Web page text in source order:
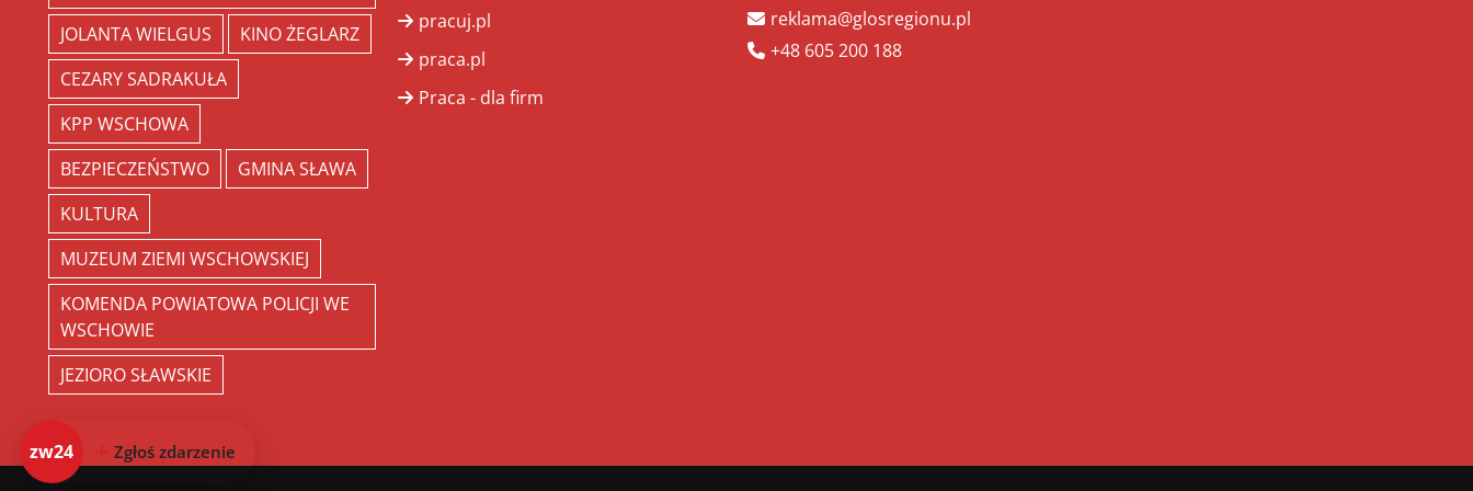
JOLANTA WIELGUS
KINO ŻEGLARZ
CEZARY SADRAKUŁA
KPP WSCHOWA
BEZPIECZEŃSTWO
GMINA SŁAWA
KULTURA
MUZEUM ZIEMI WSCHOWSKIEJ
KOMENDA POWIATOWA POLICJI WE
WSCHOWIE
JEZIORO SŁAWSKIE
pracuj.pl
praca.pl
Praca - dla firm
reklama@glosregionu.pl
+48 605 200 188
zw24 Zgłoś zdarzenie